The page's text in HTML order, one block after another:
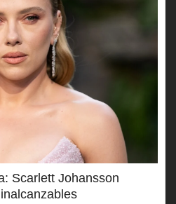
Scarlett Johansson